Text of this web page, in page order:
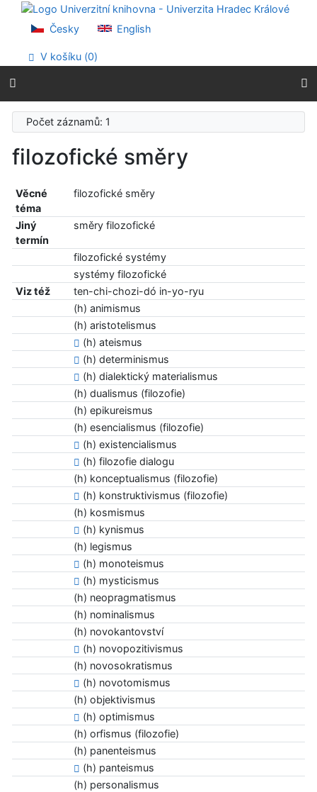
Přejít na obsah
Přejít na menu
Prohlášení o webové přístupnosti
Česky English
V košíku (0)
Počet záznamů: 1
filozofické směry
Věcné
téma
filozofické směry
Jiný
termín
směry filozofické
filozofické systémy
systémy filozofické
Viz též
ten-chi-chozi-dó in-yo-ryu
(h) animismus
(h) aristotelismus
(h) ateismus
(h) determinismus
(h) dialektický materialismus
(h) dualismus (filozofie)
(h) epikureismus
(h) esencialismus (filozofie)
(h) existencialismus
(h) filozofie dialogu
(h) konceptualismus (filozofie)
(h) konstruktivismus (filozofie)
(h) kosmismus
(h) kynismus
(h) legismus
(h) monoteismus
(h) mysticismus
(h) neopragmatismus
(h) nominalismus
(h) novokantovství
(h) novopozitivismus
(h) novosokratismus
(h) novotomismus
(h) objektivismus
(h) optimismus
(h) orfismus (filozofie)
(h) panenteismus
(h) panteismus
(h) personalismus